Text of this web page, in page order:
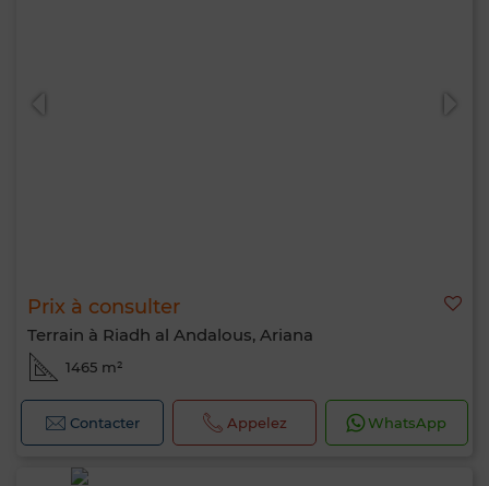
Prix à consulter
Terrain à Riadh al Andalous, Ariana
1465 m²
Contacter Appelez WhatsApp